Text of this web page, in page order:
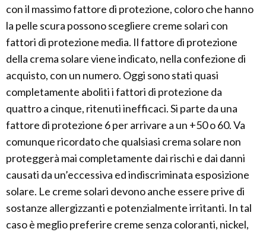
con il massimo fattore di protezione, coloro che hanno
la pelle scura possono scegliere creme solari con
fattori di protezione media. Il fattore di protezione
della crema solare viene indicato, nella confezione di
acquisto, con un numero. Oggi sono stati quasi
completamente aboliti i fattori di protezione da
quattro a cinque, ritenuti inefficaci. Si parte da una
fattore di protezione 6 per arrivare a un +50 o 60. Va
comunque ricordato che qualsiasi crema solare non
proteggerà mai completamente dai rischi e dai danni
causati da un’eccessiva ed indiscriminata esposizione
solare. Le creme solari devono anche essere prive di
sostanze allergizzanti e potenzialmente irritanti. In tal
caso è meglio preferire creme senza coloranti, nickel,